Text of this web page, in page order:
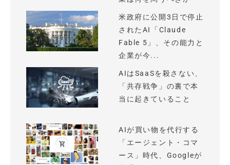
米政府に公開3日で停止
されたAI「Claude
Fable 5」、その能力と
企業が今...
AIはSaaSを殺さない、
「共存戦争」の裏で本
当に起きていること
AIが買い物を代行する
「エージェント・コマ
ース」時代、Googleが